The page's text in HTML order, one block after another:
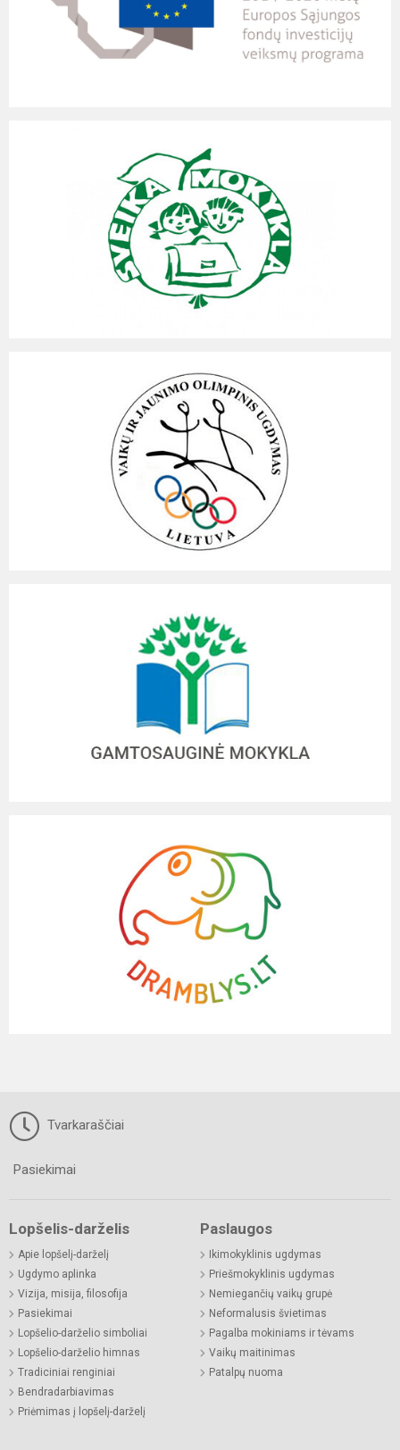
Tvarkaraščiai
Pasiekimai
Lopšelis-darželis
Apie lopšelį-darželį
Ugdymo aplinka
Vizija, misija, filosofija
Pasiekimai
Lopšelio-darželio simboliai
Lopšelio-darželio himnas
Tradiciniai renginiai
Bendradarbiavimas
Priėmimas į lopšelį-darželį
Paslaugos
Ikimokyklinis ugdymas
Priešmokyklinis ugdymas
Nemiegančių vaikų grupė
Neformalusis švietimas
Pagalba mokiniams ir tėvams
Vaikų maitinimas
Patalpų nuoma